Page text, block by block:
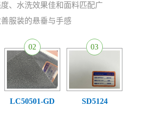
、水洗效果佳和面料匹配广
善服装的悬垂与手感
02
LC50501-GD
03
SD5124